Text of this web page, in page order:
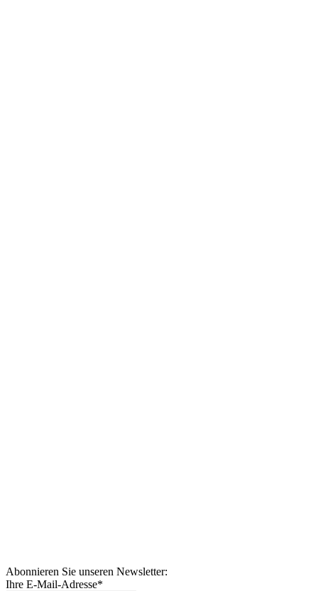
Abonnieren Sie unseren Newsletter:
Ihre E-Mail-Adresse*